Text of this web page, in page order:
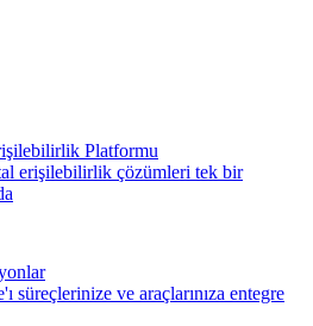
Platformu
erişilebilirlik çözümleri tek bir
süreçlerinize ve araçlarınıza entegre